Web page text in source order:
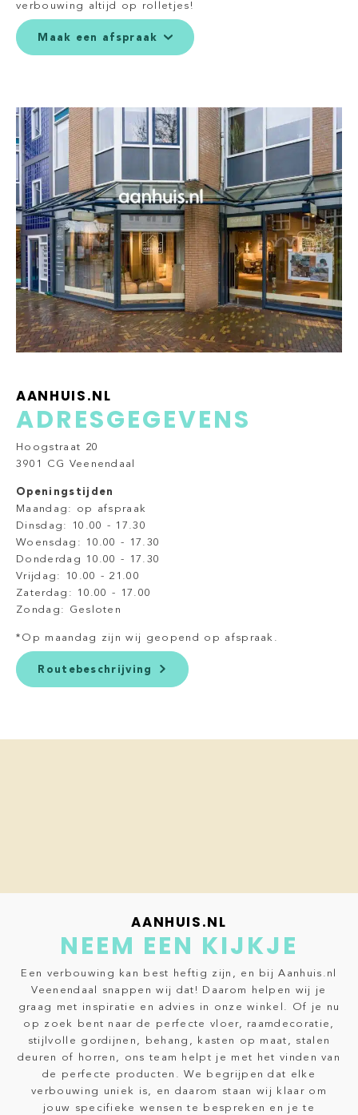
verbouwing altijd op rolletjes!
Maak een afspraak
AANHUIS.NL
ADRESGEGEVENS
Hoogstraat 20
3901 CG Veenendaal
Openingstijden
Maandag: op afspraak
Dinsdag: 10.00 - 17.30
Woensdag: 10.00 - 17.30
Donderdag 10.00 - 17.30
Vrijdag: 10.00 - 21.00
Zaterdag: 10.00 - 17.00
Zondag: Gesloten
*Op maandag zijn wij geopend op afspraak.
Routebeschrijving
AANHUIS.NL
NEEM EEN KIJKJE
Een verbouwing kan best heftig zijn, en bij Aanhuis.nl
Veenendaal snappen wij dat! Daarom helpen wij je
graag met inspiratie en advies in onze winkel. Of je nu
op zoek bent naar de perfecte vloer, raamdecoratie,
stijlvolle gordijnen, behang, kasten op maat, stalen
deuren of horren, ons team helpt je met het vinden van
de perfecte producten. We begrijpen dat elke
verbouwing uniek is, en daarom staan wij klaar om
jouw specifieke wensen te bespreken en je te